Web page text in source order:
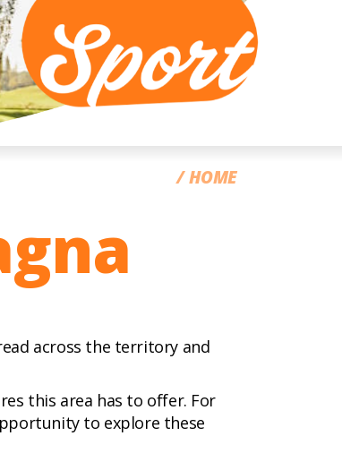
HOME
across the territory and
this area has to offer. For
to explore these